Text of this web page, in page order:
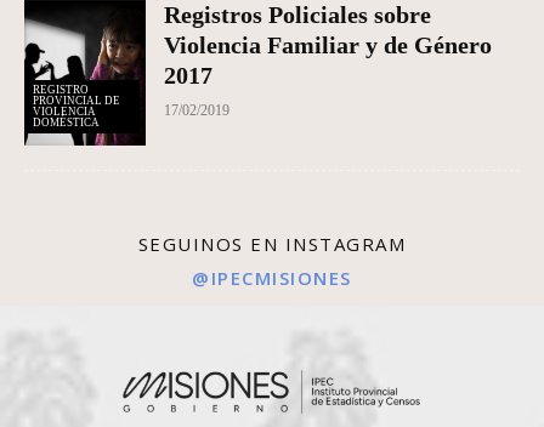
REGISTRO
PROVINCIAL DE
VIOLENCIA
DOMÉSTICA
Registros Policiales sobre
Violencia Familiar y de Género
2017
17/02/2019
SEGUINOS EN INSTAGRAM
@IPECMISIONES